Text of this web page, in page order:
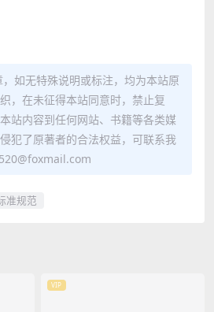
如无特殊说明或标注，均为本站原
，在未征得本站同意时，禁止复
站内容到任何网站、书籍等各类媒
犯了原著者的合法权益，可联系我
准规范
VIP